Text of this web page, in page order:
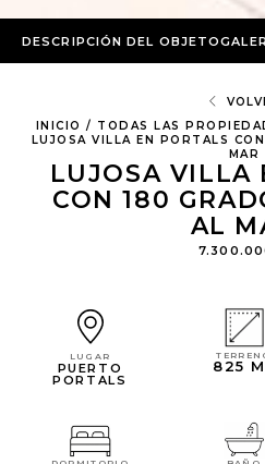
DESCRIPCIÓN DEL OBJETO
INICIO / TODAS LAS
LUJOSA VILLA EN PORTALS
MAR
LUJOSA VILLA
CON 180
AL
LUGAR
PUERTO
PORTALS
825